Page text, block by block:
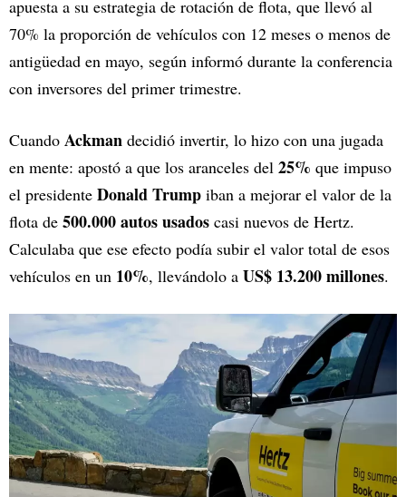
apuesta a su estrategia de rotación de flota, que llevó al
70% la proporción de vehículos con 12 meses o menos de
antigüedad en mayo, según informó durante la conferencia
con inversores del primer trimestre.
Cuando Ackman decidió invertir, lo hizo con una jugada
en mente: apostó a que los aranceles del 25% que impuso
el presidente Donald Trump iban a mejorar el valor de la
flota de 500.000 autos usados casi nuevos de Hertz.
Calculaba que ese efecto podía subir el valor total de esos
vehículos en un 10%, llevándolo a US$ 13.200 millones.